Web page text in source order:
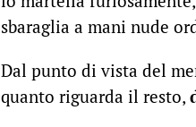
sbaraglia a mani nude
Dal punto di vista del
quanto riguarda il resto,